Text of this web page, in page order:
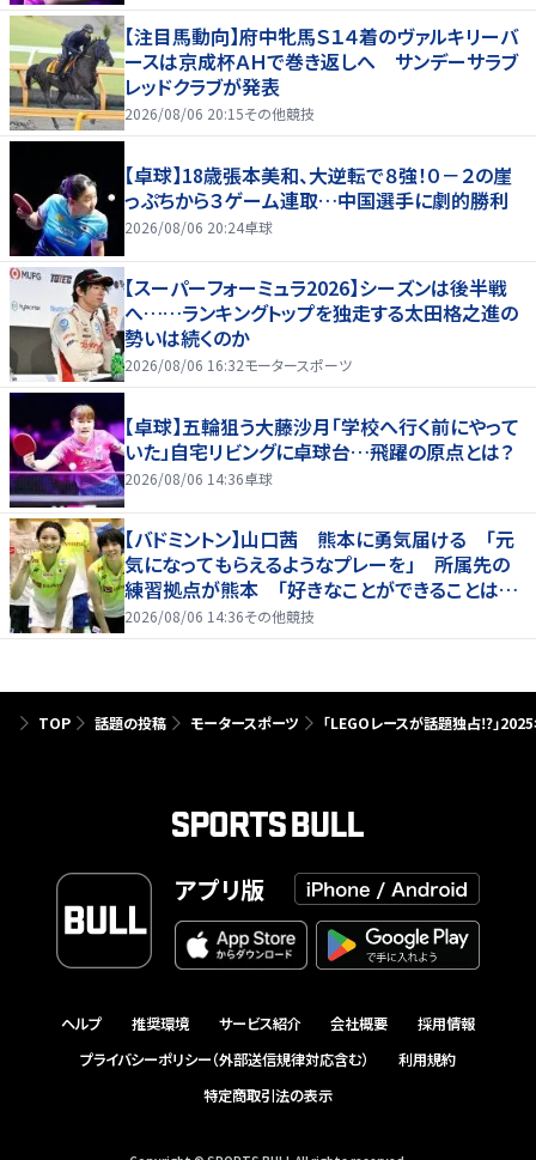
【注目馬動向】府中牝馬Ｓ１４着のヴァルキリーバ
ースは京成杯ＡＨで巻き返しへ サンデーサラブ
レッドクラブが発表
2026/08/06 20:15その他競技
【卓球】18歳張本美和、大逆転で８強！０－２の崖
っぷちから３ゲーム連取…中国選手に劇的勝利
2026/08/06 20:24卓球
【スーパーフォーミュラ2026】シーズンは後半戦
へ……ランキングトップを独走する太田格之進の
勢いは続くのか
2026/08/06 16:32モータースポーツ
【卓球】五輪狙う大藤沙月「学校へ行く前にやって
いた」自宅リビングに卓球台…飛躍の原点とは？
2026/08/06 14:36卓球
【バドミントン】山口茜 熊本に勇気届ける 「元
気になってもらえるようなプレーを」 所属先の
練習拠点が熊本 「好きなことができることは当
たり前じゃない」
2026/08/06 14:36その他競技
TOP 話題の投稿 モータースポーツ 「LEGOレースが話題独占⁉」
アプリ版
ヘルプ 推奨環境 サービス紹介 会社概要
採用情報
プライバシーポリシー（外部送信規律対応含む）
利用規約
特定商取引法の表示